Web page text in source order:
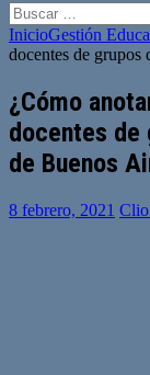
Buscar:
InicioGestión
docentes de grupos
¿Cómo
docentes de
de Buenos
8 febrero, 2021